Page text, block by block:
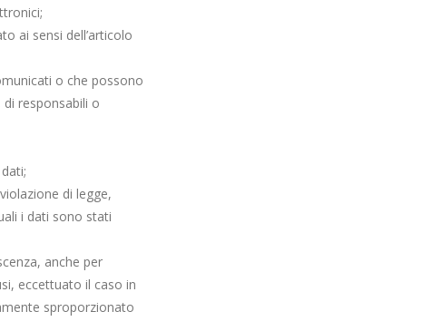
ai sensi dell’articolo
o che possono
responsabili o
di legge,
i dati sono stati
anche per
eccettuato il caso in
sproporzionato